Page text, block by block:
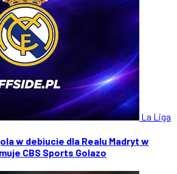
La Liga
w debiucie dla Realu Madryt w
CBS Sports Golazo